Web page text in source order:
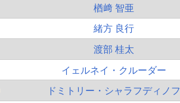
楢﨑 智亜
緒方 良行
渡部 桂太
イェルネイ・クルーダー
ドミトリー・シャラフディノフ